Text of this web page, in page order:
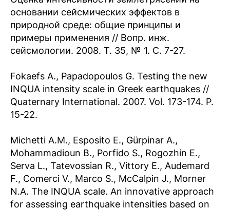
основании сейсмических эффектов в
природной среде: общие принципы и
примеры применения // Вопр. инж.
сейсмологии. 2008. Т. 35, № 1. С. 7-27.
Fokaefs A., Papadopoulos G. Testing the new
INQUA intensity scale in Greek earthquakes //
Quaternary International. 2007. Vol. 173-174. P.
15-22.
Michetti A.M., Esposito E., Gürpinar A.,
Mohammadioun B., Porfido S., Rogozhin E.,
Serva L., Tatevossian R., Vittory E., Audemard
F., Comerci V., Marco S., McCalpin J., Morner
N.A. The INQUA scale. An innovative approach
for assessing earthquake intensities based on